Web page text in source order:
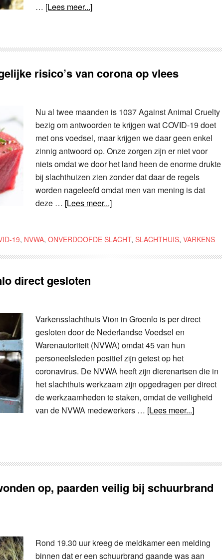
… [Lees meer...]
risico’s van corona op vlees
Nu al twee maanden is 1037 Against Animal Cruelty
bezig om antwoorden te krijgen wat COVID-19 doet
met ons voedsel, maar krijgen we daar geen enkel
zinnig antwoord op. Onze zorgen zijn er niet voor
niets omdat we door het land heen de enorme drukte
bij slachthuizen zien zonder dat daar de regels
worden nageleefd omdat men van mening is dat
deze … [Lees meer...]
19, NVWA, ONVERDOOFDE SLACHT, SLACHTHUIS, VARKENS
direct gesloten
Varkensslachthuis Vion in Groenlo is per direct
gesloten door de Nederlandse Voedsel en
Warenautoriteit (NVWA) omdat 45 van hun
personeelsleden positief zijn getest op het
coronavirus. De NVWA heeft zijn dierenartsen die in
het slachthuis werkzaam zijn opgedragen per direct
de werkzaamheden te staken, omdat de veiligheid
van de NVWA medewerkers … [Lees meer...]
op, paarden veilig bij schuurbrand
Rond 19.30 uur kreeg de meldkamer een melding
binnen dat er een schuurbrand gaande was aan